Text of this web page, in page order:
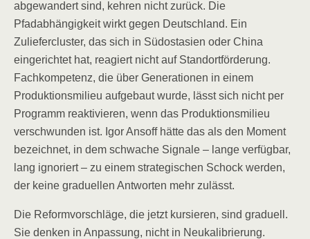
abgewandert sind, kehren nicht zurück. Die
Pfadabhängigkeit wirkt gegen Deutschland. Ein
Zuliefercluster, das sich in Südostasien oder China
eingerichtet hat, reagiert nicht auf Standortförderung.
Fachkompetenz, die über Generationen in einem
Produktionsmilieu aufgebaut wurde, lässt sich nicht per
Programm reaktivieren, wenn das Produktionsmilieu
verschwunden ist. Igor Ansoff hätte das als den Moment
bezeichnet, in dem schwache Signale – lange verfügbar,
lang ignoriert – zu einem strategischen Schock werden,
der keine graduellen Antworten mehr zulässt.
Die Reformvorschläge, die jetzt kursieren, sind graduell.
Sie denken in Anpassung, nicht in Neukalibrierung.